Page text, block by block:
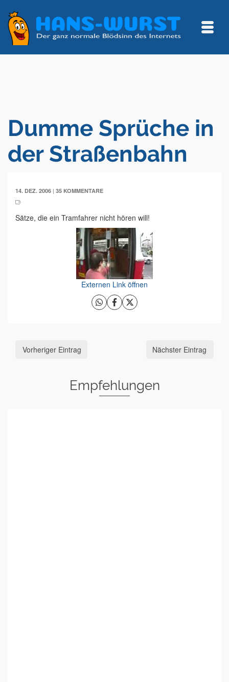
Dumme Sprüche in
der Straßenbahn
14. DEZ. 2006 | 35 KOMMENTARE
Sätze, die ein Tramfahrer nicht hören will!
Externen Link öffnen
Vorheriger Eintrag Nächster Eintrag
Empfehlungen